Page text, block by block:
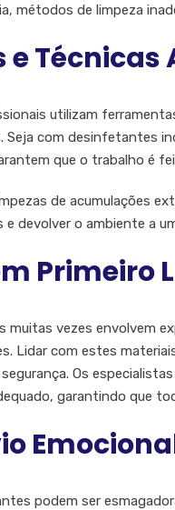
métodos de limpeza
e
utilizam
Seja com desinfetantes
que o trabalho é
de acumulações
devolver o ambiente a
Primeiro
muitas vezes envolvem
Lidar com estes
Os
garantindo que
podem ser